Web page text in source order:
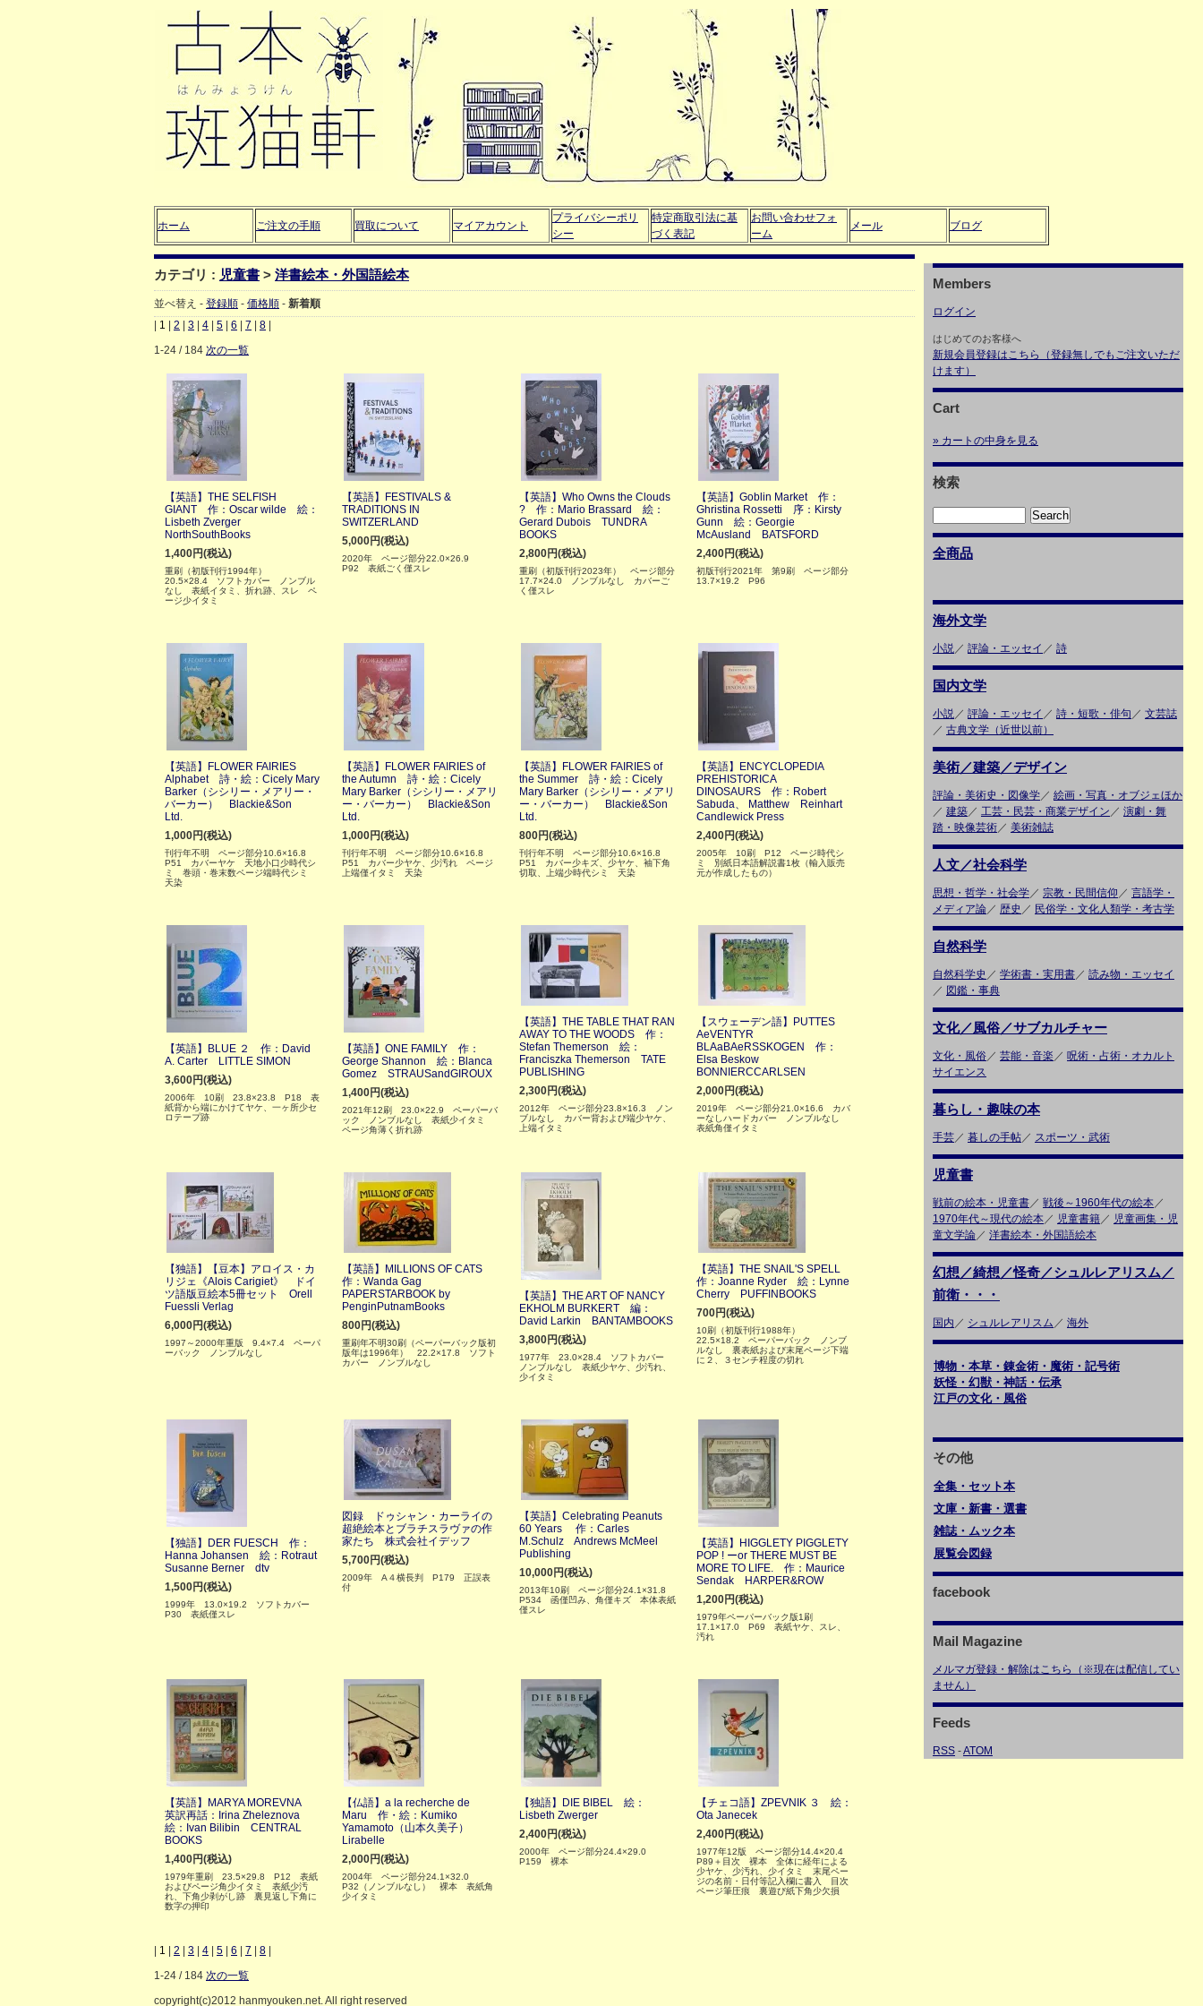
ホーム ご注文の手順 買取について マイアカウント
プライバシーポリ
シー
特定商取引法に基
づく表記
お問い合わせフォ
ーム
メール ブログ
カテゴリ : 児童書 > 洋書絵本・外国語絵本
並べ替え - 登録順 - 価格順 - 新着順
1 2 3 4 5 6 7 8
1-24 / 184 次の一覧
【英語】THE SELFISH
GIANT 作：Oscar wilde 絵：
Lisbeth Zverger
NorthSouthBooks
1,400円(税込)
重刷（初版刊行1994年）
20.5×28.4 ソフトカバー ノンブル
なし 表紙イタミ、折れ跡、スレ ペ
ージ少イタミ
【英語】FESTIVALS &
TRADITIONS IN
SWITZERLAND
5,000円(税込)
2020年 ページ部分22.0×26.9
P92 表紙ごく僅スレ
【英語】Who Owns the Clouds
? 作：Mario Brassard 絵：
Gerard Dubois TUNDRA
BOOKS
2,800円(税込)
重刷（初版刊行2023年） ページ部分
17.7×24.0 ノンブルなし カバーご
く僅スレ
【英語】Goblin Market 作：
Ghristina Rossetti 序：Kirsty
Gunn 絵：Georgie
McAusland BATSFORD
2,400円(税込)
初版刊行2021年 第9刷 ページ部分
13.7×19.2 P96
【英語】FLOWER FAIRIES
Alphabet 詩・絵：Cicely Mary
Barker（シシリー・メアリー・
バーカー） Blackie&Son
Ltd.
1,000円(税込)
刊行年不明 ページ部分10.6×16.8
P51 カバーヤケ 天地小口少時代シ
ミ 巻頭・巻末数ページ端時代シミ
天染
【英語】FLOWER FAIRIES of
the Autumn 詩・絵：Cicely
Mary Barker（シシリー・メアリ
ー・バーカー） Blackie&Son
Ltd.
1,000円(税込)
刊行年不明 ページ部分10.6×16.8
P51 カバー少ヤケ、少汚れ ページ
上端僅イタミ 天染
【英語】FLOWER FAIRIES of
the Summer 詩・絵：Cicely
Mary Barker（シシリー・メアリ
ー・バーカー） Blackie&Son
Ltd.
800円(税込)
刊行年不明 ページ部分10.6×16.8
P51 カバー少キズ、少ヤケ、袖下角
切取、上端少時代シミ 天染
【英語】ENCYCLOPEDIA
PREHISTORICA
DINOSAURS 作：Robert
Sabuda、 Matthew Reinhart
Candlewick Press
2,400円(税込)
2005年 10刷 P12 ページ時代シ
ミ 別紙日本語解説書1枚（輸入販売
元が作成したもの）
【英語】BLUE ２ 作：David
A. Carter LITTLE SIMON
3,600円(税込)
2006年 10刷 23.8×23.8 P18 表
紙背から端にかけてヤケ、一ヶ所少セ
ロテープ跡
【英語】ONE FAMILY 作：
George Shannon 絵：Blanca
Gomez STRAUSandGIROUX
1,400円(税込)
2021年12刷 23.0×22.9 ペーパーバ
ック ノンブルなし 表紙少イタミ
ページ角薄く折れ跡
【英語】THE TABLE THAT RAN
AWAY TO THE WOODS 作：
Stefan Themerson 絵：
Franciszka Themerson TATE
PUBLISHING
2,300円(税込)
2012年 ページ部分23.8×16.3 ノン
ブルなし カバー背および端少ヤケ、
上端イタミ
【スウェーデン語】PUTTES
AeVENTYR
BLAaBAeRSSKOGEN 作：
Elsa Beskow
BONNIERCCARLSEN
2,000円(税込)
2019年 ページ部分21.0×16.6 カバ
ーなしハードカバー ノンブルなし
表紙角僅イタミ
【独語】【豆本】アロイス・カ
リジェ《Alois Carigiet》 ドイ
ツ語版豆絵本5冊セット Orell
Fuessli Verlag
6,000円(税込)
1997～2000年重版 9.4×7.4 ペーパ
ーバック ノンブルなし
【英語】MILLIONS OF CATS
作：Wanda Gag
PAPERSTARBOOK by
PenginPutnamBooks
800円(税込)
重刷年不明30刷（ペーパーバック版初
版年は1996年） 22.2×17.8 ソフト
カバー ノンブルなし
【英語】THE ART OF NANCY
EKHOLM BURKERT 編：
David Larkin BANTAMBOOKS
3,800円(税込)
1977年 23.0×28.4 ソフトカバー
ノンブルなし 表紙少ヤケ、少汚れ、
少イタミ
【英語】THE SNAIL'S SPELL
作：Joanne Ryder 絵：Lynne
Cherry PUFFINBOOKS
700円(税込)
10刷（初版刊行1988年）
22.5×18.2 ペーパーバック ノンブ
ルなし 裏表紙および末尾ページ下端
に２、３センチ程度の切れ
【独語】DER FUESCH 作：
Hanna Johansen 絵：Rotraut
Susanne Berner dtv
1,500円(税込)
1999年 13.0×19.2 ソフトカバー
P30 表紙僅スレ
図録 ドゥシャン・カーライの
超絶絵本とブラチスラヴァの作
家たち 株式会社イデッフ
5,700円(税込)
2009年 A４横長判 P179 正誤表
付
【英語】Celebrating Peanuts
60 Years 作：Carles
M.Schulz Andrews McMeel
Publishing
10,000円(税込)
2013年10刷 ページ部分24.1×31.8
P534 函僅凹み、角僅キズ 本体表紙
僅スレ
【英語】HIGGLETY PIGGLETY
POP ! ーor THERE MUST BE
MORE TO LIFE. 作：Maurice
Sendak HARPER&ROW
1,200円(税込)
1979年ペーパーバック版1刷
17.1×17.0 P69 表紙ヤケ、スレ、
汚れ
【英語】MARYA MOREVNA
英訳再話：Irina Zheleznova
絵：Ivan Bilibin CENTRAL
BOOKS
1,400円(税込)
1979年重刷 23.5×29.8 P12 表紙
およびページ角少イタミ 表紙少汚
れ、下角少剥がし跡 裏見返し下角に
数字の押印
【仏語】a la recherche de
Maru 作・絵：Kumiko
Yamamoto（山本久美子）
Lirabelle
2,000円(税込)
2004年 ページ部分24.1×32.0
P32（ノンブルなし） 裸本 表紙角
少イタミ
【独語】DIE BIBEL 絵：
Lisbeth Zwerger
2,400円(税込)
2000年 ページ部分24.4×29.0
P159 裸本
【チェコ語】ZPEVNIK ３ 絵：
Ota Janecek
2,400円(税込)
1977年12版 ページ部分14.4×20.4
P89＋目次 裸本 全体に経年による
少ヤケ、少汚れ、少イタミ 末尾ペー
ジの名前・日付等記入欄に書入 目次
ページ筆圧痕 裏遊び紙下角少欠損
1 2 3 4 5 6 7 8
1-24 / 184 次の一覧
Members
ログイン
はじめてのお客様へ
新規会員登録はこちら（登録無しでもご注文いただ
けます）
Cart
» カートの中身を見る
検索
全商品
海外文学
小説／ 評論・エッセイ ／ 詩
国内文学
小説／ 評論・エッセイ ／ 詩・短歌・俳句 ／ 文芸誌
／ 古典文学（近世以前）
美術／建築／デザイン
評論・美術史・図像学／ 絵画・写真・オブジェほか
／ 建築／ 工芸・民芸・商業デザイン ／ 演劇・舞
踏・映像芸術／ 美術雑誌
人文／社会科学
思想・哲学・社会学／ 宗教・民間信仰 ／ 言語学・
メディア論／ 歴史 ／ 民俗学・文化人類学・考古学
自然科学
自然科学史 ／ 学術書・実用書／ 読み物・エッセイ
／ 図鑑・事典
文化／風俗／サブカルチャー
文化・風俗／ 芸能・音楽 ／ 呪術・占術・オカルト
サイエンス
暮らし・趣味の本
手芸／ 暮しの手帖／ スポーツ・武術
児童書
戦前の絵本・児童書／ 戦後～1960年代の絵本／
1970年代～現代の絵本／ 児童書籍／ 児童画集・児
童文学論／ 洋書絵本・外国語絵本
幻想／綺想／怪奇／シュルレアリスム／
前衛・・・
国内 ／ シュルレアリスム ／ 海外
博物・本草・錬金術・魔術・記号術
妖怪・幻獣・神話・伝承
江戸の文化・風俗
その他
全集・セット本
文庫・新書・選書
雑誌・ムック本
展覧会図録
facebook
Mail Magazine
メルマガ登録・解除はこちら（※現在は配信してい
ません）
Feeds
RSS -ATOM
copyright(c)2012 hanmyouken.net. All right reserved